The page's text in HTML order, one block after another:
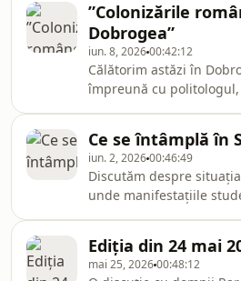
Invitații emisiunii sunt
Virgil Bălăceanu,
onoare al Asociației
Rezervă din România,
domnul Mihai Isac,
la Chișinău
”Colonizările
Dobrogea”
iun. 8, 202600:42:12
Călătorim astăzi în
împreună cu
Dobrogea”, publicat la
Ce se întâmplă în
iun. 2, 202600:46:49
Discutăm despre
unde manifestațiile
Troncotă, cercetător,
Centrul de Studii
Ediția din 24 mai
mai 25, 202600:48:12